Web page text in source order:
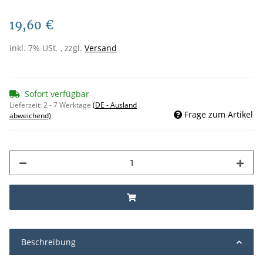
19,60 €
inkl. 7% USt. , zzgl. Versand
Sofort verfügbar
Lieferzeit:2 - 7 Werktage (DE - Ausland
abweichend)
Frage zum Artikel
Beschreibung